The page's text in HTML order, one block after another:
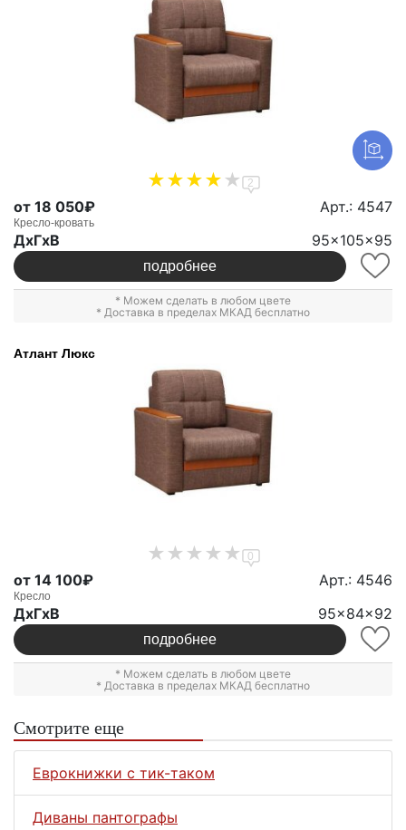
2
от 18 050₽ Арт.: 4547
Кресло-кровать
ДxГxВ 95x105x95
подробнее
* Можем сделать в любом цвете
* Доставка в пределах МКАД бесплатно
Атлант Люкс
0
от 14 100₽ Арт.: 4546
Кресло
ДxГxВ 95x84x92
подробнее
* Можем сделать в любом цвете
* Доставка в пределах МКАД бесплатно
Смотрите еще
Еврокнижки с тик-таком
Диваны пантографы